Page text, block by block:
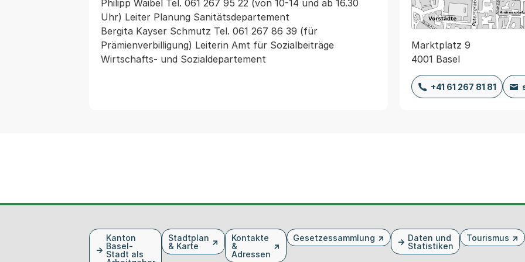
Philipp Waibel Tel. 061 267 95 22 (von 10-14 und ab 16.30
Uhr) Leiter Planung Sanitätsdepartement
Bergita Kayser Schmutz Tel. 061 267 86 39 (für
Prämienverbilligung) Leiterin Amt für Sozialbeiträge
Wirtschafts- und Sozialdepartement
Marktplatz 9
4001 Basel
+41 61 267 81 81
Kanton
Basel-
Stadt als
Stadtplan
& Karte
Kontakte
&
Adressen
Gesetzessammlung
Daten und
Statistiken
Tourismus